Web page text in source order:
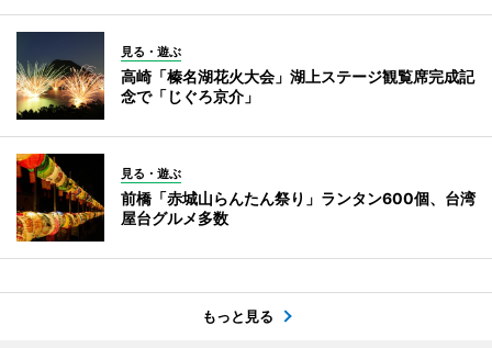
見る・遊ぶ
高崎「榛名湖花火大会」湖上ステージ観覧席完成記
念で「じぐろ京介」
見る・遊ぶ
前橋「赤城山らんたん祭り」ランタン600個、台湾
屋台グルメ多数
もっと見る